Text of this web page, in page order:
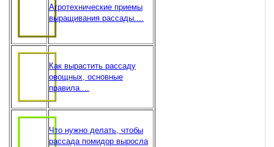
Агротехнические приемы
выращивания рассады....
Как вырастить рассаду
овощных, основные
правила....
Что нужно делать, чтобы
рассада помидор выросла